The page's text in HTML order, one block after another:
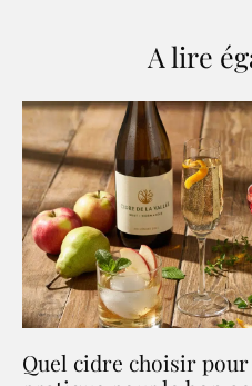
Quel cidre choisir
pratique pour le bon
30 juillet 2026